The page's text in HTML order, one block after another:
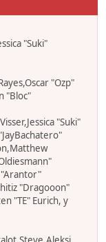
"Suki"
"Ozp"
"Bloc"
"Suki"
"Arantor"
"Dragooon"
"TE" Eurich, y